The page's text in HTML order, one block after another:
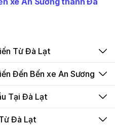
Từ Đà Lạt
Đến Bến xe An Sương
Tại Đà Lạt
Đà Lạt